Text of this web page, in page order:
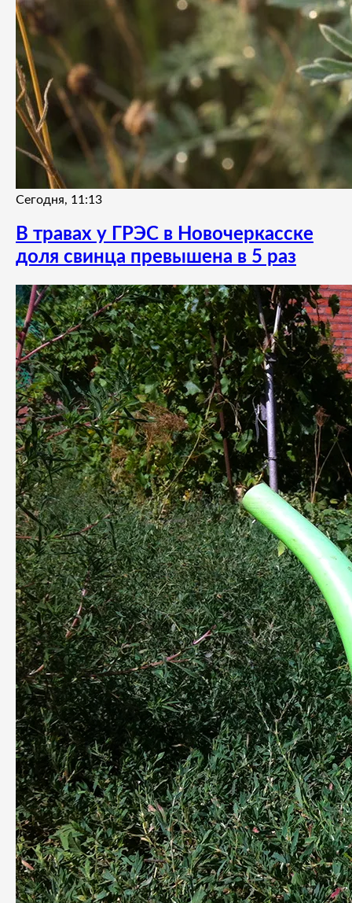
Сегодня, 11:13
В травах у ГРЭС в Новочеркасске
доля свинца превышена в 5 раз